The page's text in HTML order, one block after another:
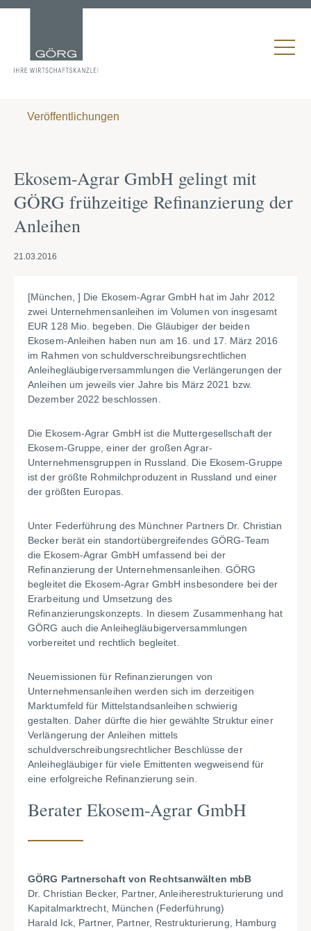
Veröffentlichungen
Ekosem-Agrar GmbH gelingt mit
GÖRG frühzeitige Refinanzierung der
Anleihen
21.03.2016
[München, ] Die Ekosem-Agrar GmbH hat im Jahr 2012
zwei Unternehmensanleihen im Volumen von insgesamt
EUR 128 Mio. begeben. Die Gläubiger der beiden
Ekosem-Anleihen haben nun am 16. und 17. März 2016
im Rahmen von schuldverschreibungsrechtlichen
Anleihegläubigerversammlungen die Verlängerungen der
Anleihen um jeweils vier Jahre bis März 2021 bzw.
Dezember 2022 beschlossen.
Die Ekosem-Agrar GmbH ist die Muttergesellschaft der
Ekosem-Gruppe, einer der großen Agrar-
Unternehmensgruppen in Russland. Die Ekosem-Gruppe
ist der größte Rohmilchproduzent in Russland und einer
der größten Europas.
Unter Federführung des Münchner Partners Dr. Christian
Becker berät ein standortübergreifendes GÖRG-Team
die Ekosem-Agrar GmbH umfassend bei der
Refinanzierung der Unternehmensanleihen. GÖRG
begleitet die Ekosem-Agrar GmbH insbesondere bei der
Erarbeitung und Umsetzung des
Refinanzierungskonzepts. In diesem Zusammenhang hat
GÖRG auch die Anleihegläubigerversammlungen
vorbereitet und rechtlich begleitet.
Neuemissionen für Refinanzierungen von
Unternehmensanleihen werden sich im derzeitigen
Marktumfeld für Mittelstandsanleihen schwierig
gestalten. Daher dürfte die hier gewählte Struktur einer
Verlängerung der Anleihen mittels
schuldverschreibungsrechtlicher Beschlüsse der
Anleihegläubiger für viele Emittenten wegweisend für
eine erfolgreiche Refinanzierung sein.
Berater Ekosem-Agrar GmbH
GÖRG Partnerschaft von Rechtsanwälten mbB
Dr. Christian Becker, Partner, Anleiherestrukturierung und
Kapitalmarktrecht, München (Federführung)
Harald Ick, Partner, Partner, Restrukturierung, Hamburg